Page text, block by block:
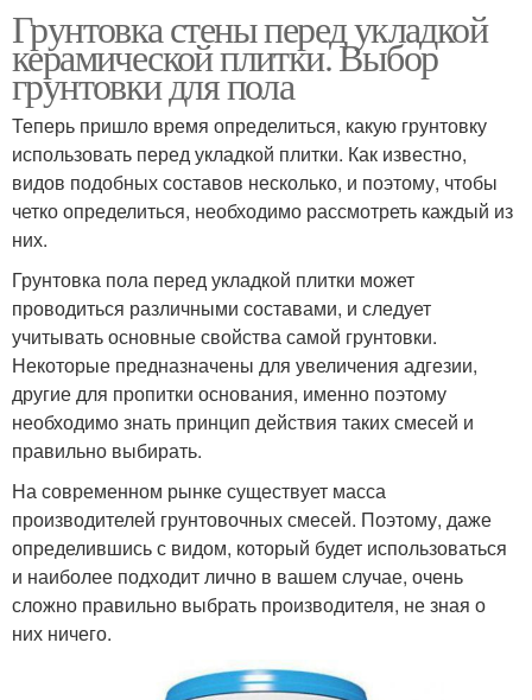
Грунтовка стены перед укладкой
керамической плитки. Выбор
грунтовки для пола
Теперь пришло время определиться, какую грунтовку
использовать перед укладкой плитки. Как известно,
видов подобных составов несколько, и поэтому, чтобы
четко определиться, необходимо рассмотреть каждый из
них.
Грунтовка пола перед укладкой плитки может
проводиться различными составами, и следует
учитывать основные свойства самой грунтовки.
Некоторые предназначены для увеличения адгезии,
другие для пропитки основания, именно поэтому
необходимо знать принцип действия таких смесей и
правильно выбирать.
На современном рынке существует масса
производителей грунтовочных смесей. Поэтому, даже
определившись с видом, который будет использоваться
и наиболее подходит лично в вашем случае, очень
сложно правильно выбрать производителя, не зная о
них ничего.